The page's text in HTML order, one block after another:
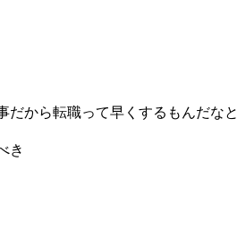
だから転職って早くするもんだなと
き